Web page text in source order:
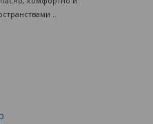
..